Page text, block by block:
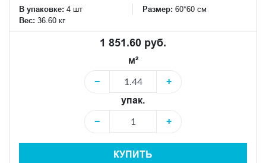
В упаковке: 4 шт Размер: 60*60 см
Вес: 36.60 кг
1 851.60 руб.
м²
−
+
упак.
−
+
КУПИТЬ